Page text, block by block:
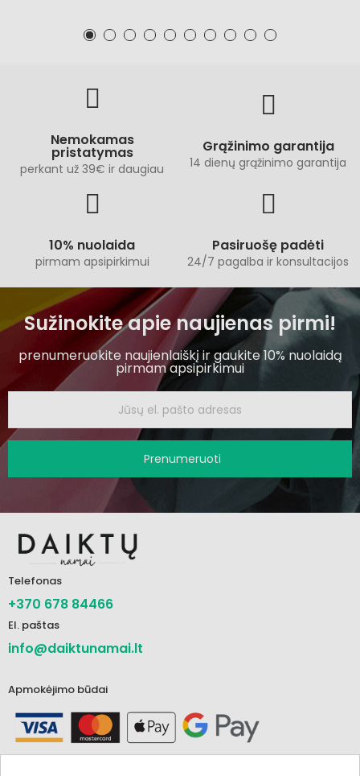
Nemokamas
pristatymas
perkant už 39€ ir daugiau
Grąžinimo garantija
14 dienų grąžinimo garantija
10% nuolaida
pirmam apsipirkimui
Pasiruošę padėti
24/7 pagalba ir konsultacijos
Sužinokite apie naujienas pirmi!
prenumeruokite naujienlaiškį ir gaukite 10% nuolaidą
pirmam apsipirkimui
Prenumeruoti
Telefonas
+370 678 84466
El. paštas
info@daiktunamai.lt
Apmokėjimo būdai